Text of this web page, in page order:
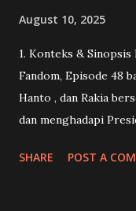
August 10, 2025
1. Konteks &
Fandom, Episode 48
Hanto , dan Rakia
dan menghadapi
momen debut Gavv
SHARE POST A